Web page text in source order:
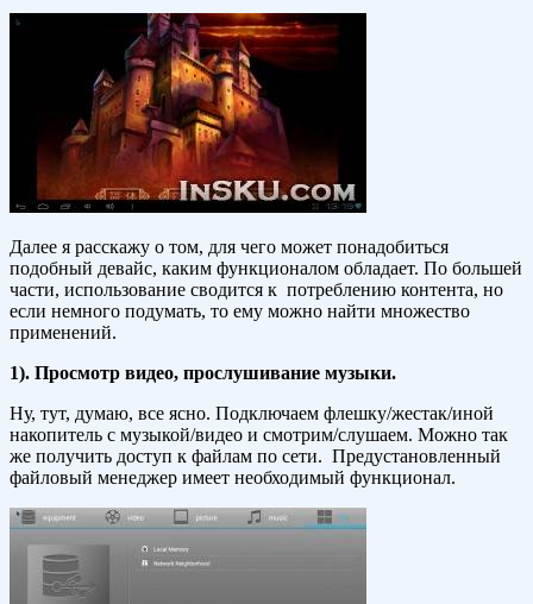
Далее я расскажу о том, для чего может понадобиться
подобный девайс, каким функционалом обладает. По большей
части, использование сводится к потреблению контента, но
если немного подумать, то ему можно найти множество
применений.
1). Просмотр видео, прослушивание музыки.
Ну, тут, думаю, все ясно. Подключаем флешку/жестак/иной
накопитель с музыкой/видео и смотрим/слушаем. Можно так
же получить доступ к файлам по сети. Предустановленный
файловый менеджер имеет необходимый функционал.